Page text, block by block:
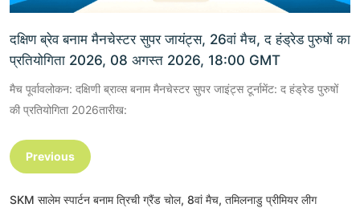
दक्षिण ब्रेव बनाम मैनचेस्टर सुपर जायंट्स, 26वां मैच, द हंड्रेड पुरुषों का
प्रतियोगिता 2026, 08 अगस्त 2026, 18:00 GMT
मैच पूर्वावलोकन: दक्षिणी ब्राव्स बनाम मैनचेस्टर सुपर जाइंट्स टूर्नामेंट: द हंड्रेड पुरुषों
की प्रतियोगिता 2026तारीख:
Previous
SKM सालेम स्पार्टन बनाम त्रिची ग्रैंड चोल, 8वां मैच, तमिलनाडु प्रीमियर लीग